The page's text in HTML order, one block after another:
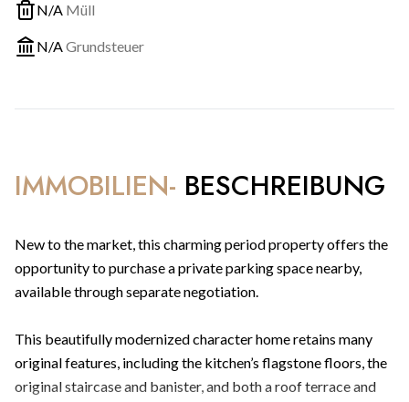
N/A Müll
N/AGrundsteuer
IMMOBILIEN- BESCHREIBUNG
New to the market, this charming period property offers the
opportunity to purchase a private parking space nearby,
available through separate negotiation.
This beautifully modernized character home retains many
original features, including the kitchen’s flagstone floors, the
original staircase and banister, and both a roof terrace and